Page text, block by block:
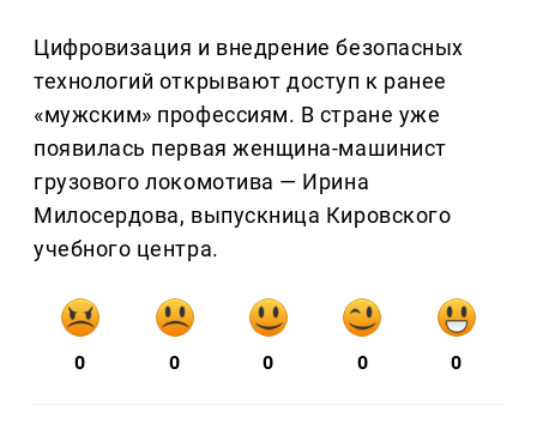
Цифровизация и внедрение безопасных
технологий открывают доступ к ранее
«мужским» профессиям. В стране уже
появилась первая женщина-машинист
грузового локомотива — Ирина
Милосердова, выпускница Кировского
учебного центра.
0 0 0 0 0